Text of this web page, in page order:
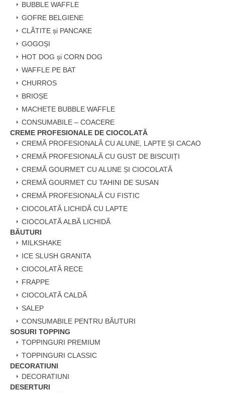
BUBBLE WAFFLE
GOFRE BELGIENE
CLĂTITE și PANCAKE
GOGOȘI
HOT DOG și CORN DOG
WAFFLE PE BAT
CHURROS
BRIOȘE
MACHETE BUBBLE WAFFLE
CONSUMABILE – COACERE
CREME PROFESIONALE DE CIOCOLATĂ
CREMĂ PROFESIONALĂ CU ALUNE, LAPTE ȘI CACAO
CREMĂ PROFESIONALĂ CU GUST DE BISCUIȚI
CREMĂ GOURMET CU ALUNE ȘI CIOCOLATĂ
CREMĂ GOURMET CU TAHINI DE SUSAN
CREMĂ PROFESIONALĂ CU FISTIC
CIOCOLATĂ LICHIDĂ CU LAPTE
CIOCOLATĂ ALBĂ LICHIDĂ
BĂUTURI
MILKSHAKE
ICE SLUSH GRANITA
CIOCOLATĂ RECE
FRAPPE
CIOCOLATĂ CALDĂ
SALEP
CONSUMABILE PENTRU BĂUTURI
SOSURI TOPPING
TOPPINGURI PREMIUM
TOPPINGURI CLASSIC
DECORATIUNI
DECORATIUNI
DESERTURI